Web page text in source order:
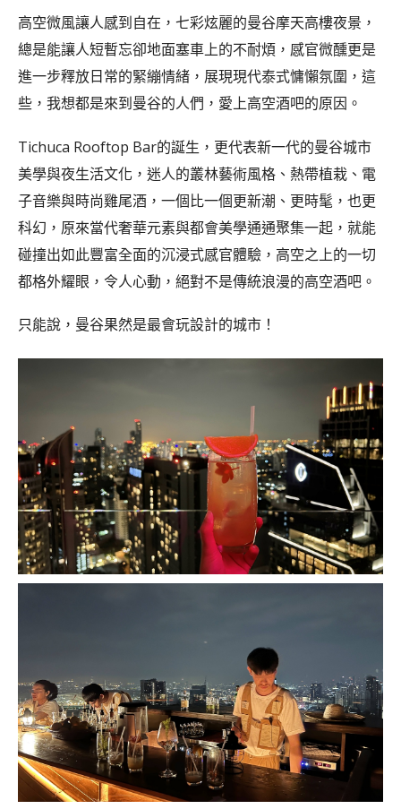
高空微風讓人感到自在，七彩炫麗的曼谷摩天高樓夜景，
總是能讓人短暫忘卻地面塞車上的不耐煩，感官微醺更是
進一步釋放日常的緊繃情緒，展現現代泰式慵懶氛圍，這
些，我想都是來到曼谷的人們，愛上高空酒吧的原因。
Tichuca Rooftop Bar的誕生，更代表新一代的曼谷城市
美學與夜生活文化，迷人的叢林藝術風格、熱帶植栽、電
子音樂與時尚雞尾酒，一個比一個更新潮、更時髦，也更
科幻，原來當代奢華元素與都會美學通通聚集一起，就能
碰撞出如此豐富全面的沉浸式感官體驗，高空之上的一切
都格外耀眼，令人心動，絕對不是傳統浪漫的高空酒吧。
只能說，曼谷果然是最會玩設計的城市！